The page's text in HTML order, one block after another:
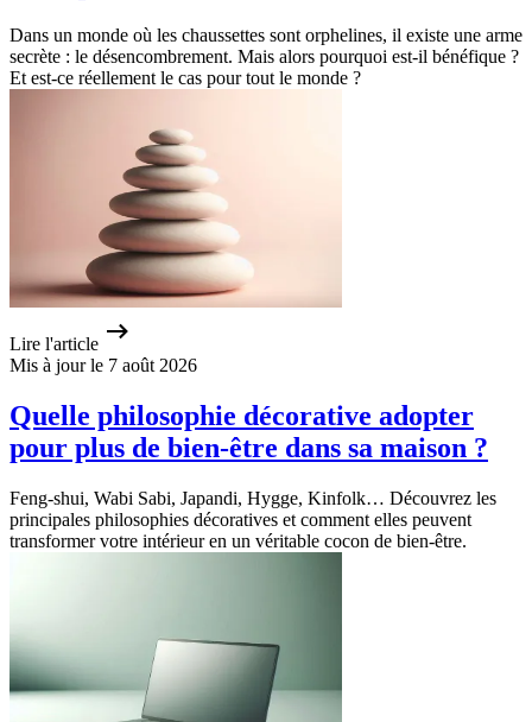
Dans un monde où les chaussettes sont orphelines, il existe une arme
secrète : le désencombrement. Mais alors pourquoi est-il bénéfique ?
Et est-ce réellement le cas pour tout le monde ?
Lire l'article
Mis à jour le 7 août 2026
Quelle philosophie décorative adopter
pour plus de bien-être dans sa maison ?
Feng-shui, Wabi Sabi, Japandi, Hygge, Kinfolk… Découvrez les
principales philosophies décoratives et comment elles peuvent
transformer votre intérieur en un véritable cocon de bien-être.